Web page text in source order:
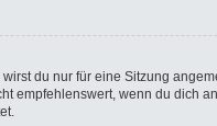
du nur für eine Sitzung
empfehlenswert, wenn du